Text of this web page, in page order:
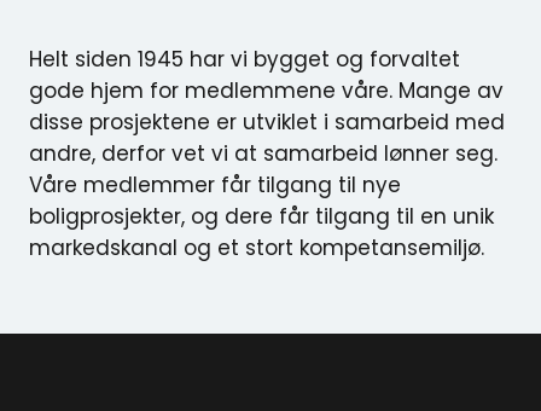
Helt siden 1945 har vi bygget og forvaltet
gode hjem for medlemmene våre. Mange av
disse prosjektene er utviklet i samarbeid med
andre, derfor vet vi at samarbeid lønner seg.
Våre medlemmer får tilgang til nye
boligprosjekter, og dere får tilgang til en unik
markedskanal og et stort kompetansemiljø.